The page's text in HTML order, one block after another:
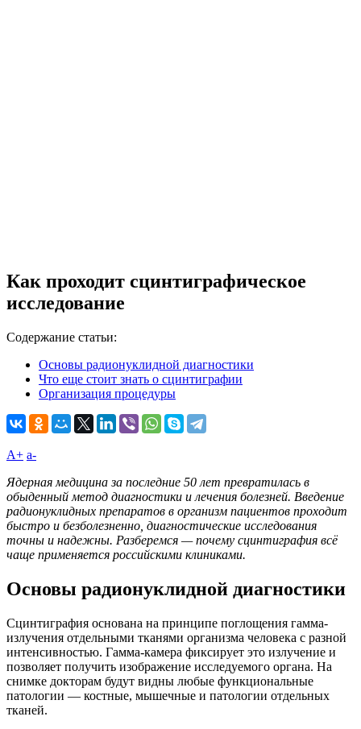
Как проходит сцинтиграфическое
исследование
Содержание статьи:
Основы радионуклидной диагностики
Что еще стоит знать о сцинтиграфии
Организация процедуры
A+ а-
Ядерная медицина за последние 50 лет превратилась в
обыденный метод диагностики и лечения болезней. Введение
радионуклидных препаратов в организм пациентов проходит
быстро и безболезненно, диагностические исследования
точны и надежны. Разберемся — почему сцинтиграфия всё
чаще применяется российскими клиниками.
Основы радионуклидной диагностики
Сцинтиграфия основана на принципе поглощения гамма-
излучения отдельными тканями организма человека с разной
интенсивностью. Гамма-камера фиксирует это излучение и
позволяет получить изображение исследуемого органа. На
снимке докторам будут видны любые функциональные
патологии — костные, мышечные и патологии отдельных
тканей.